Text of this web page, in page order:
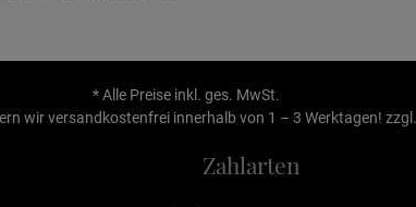
* Alle Preise inkl. ges. MwSt.
wir versandkostenfrei innerhalb von 1 – 3 Werktagen! zzgl.
Zahlarten